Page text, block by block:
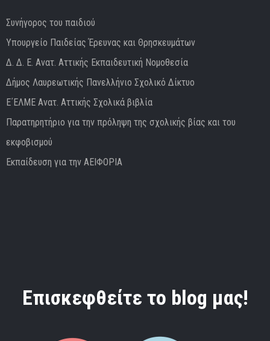
Συνήγορος του παιδιού
Υπουργείο Παιδείας Έρευνας και Θρησκευμάτων
Δ. Δ. Ε. Ανατ. Αττικής Εκπαιδευτική Νομοθεσία
Δήμος Λαυρεωτικής Πανελλήνιο Σχολικό Δίκτυο
Ε΄ΕΛΜΕ Ανατ. Αττικής Σχολικά βιβλία
Παρατηρητήριο για την πρόληψη της σχολικής βίας και του
εκφοβισμού
Εκπαίδευση για την ΑΕΙΦΟΡΙΑ
Επισκεφθείτε το blog μας!